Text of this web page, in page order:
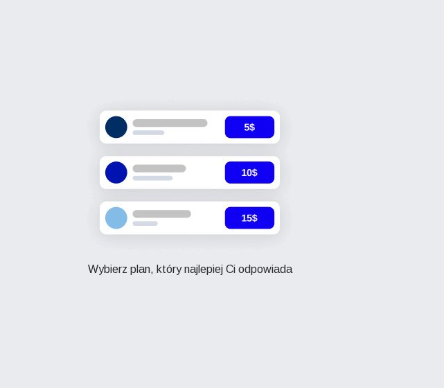
Wybierz plan, który najlepiej Ci odpowiada